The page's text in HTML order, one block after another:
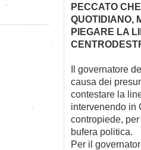
PECCATO
QUOTIDIANO,
PIEGARE LA
Il governatore
causa dei
contestare la
intervenendo in
contropiede,
bufera politica.
Per il